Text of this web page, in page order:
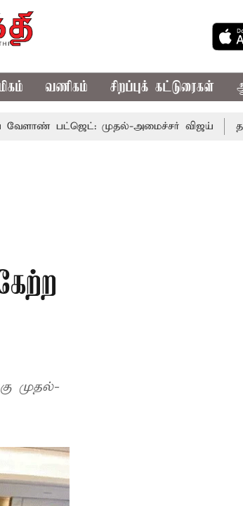
வணிகம் சிறப்புக் கட்டுரைகள்
பட்ஜெட்: முதல்-அமைச்சர் விஜய் தமிழக
முதல்-